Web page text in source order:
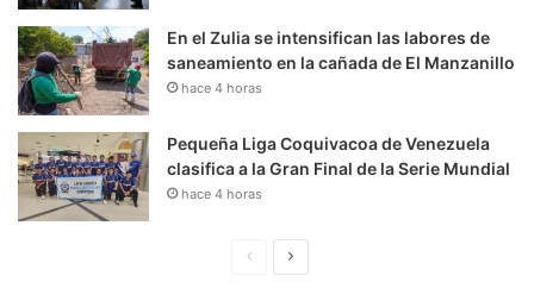
En el Zulia se intensifican las labores de
saneamiento en la cañada de El Manzanillo
hace 4 horas
Pequeña Liga Coquivacoa de Venezuela
clasifica a la Gran Final de la Serie Mundial
hace 4 horas